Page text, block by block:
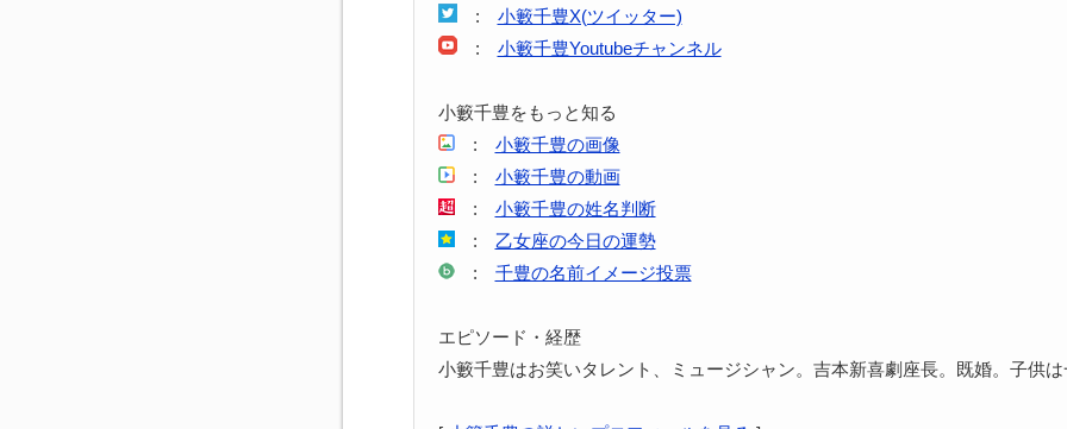
: 小籔千豊X(ツイッター)
: 小籔千豊Youtubeチャンネル
小籔千豊をもっと知る
: 小籔千豊の画像
: 小籔千豊の動画
: 小籔千豊の姓名判断
: 乙女座の今日の運勢
: 千豊の名前イメージ投票
エピソード・経歴
小籔千豊はお笑いタレント、ミュージシャン。吉本新喜劇座長。既婚。子供は